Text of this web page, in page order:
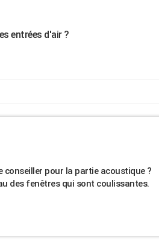
entrées d'air ?
conseiller pour la partie acoustique ?
des fenêtres qui sont coulissantes.